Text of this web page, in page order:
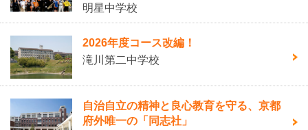
明星中学校
2026年度コース改編！
滝川第二中学校
自治自立の精神と良心教育を守る、京都
府外唯一の「同志社」